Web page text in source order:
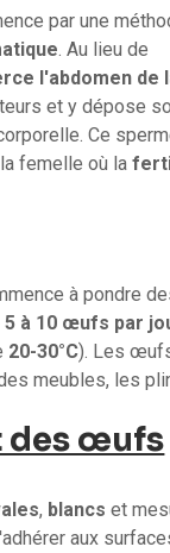
par une
. Au lieu de
l'abdomen de
et y dépose
Ce
femelle où la
à pondre
5 à 10 œufs par
20-30°C). Les
meubles, les
des œufs
, blancs et
aux